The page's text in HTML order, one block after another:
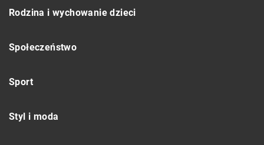
Rodzina i wychowanie dzieci
Społeczeństwo
Sport
Styl i moda